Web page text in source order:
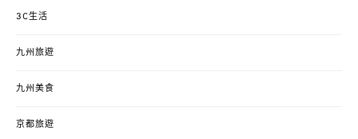
3C生活
九州旅遊
九州美食
京都旅遊